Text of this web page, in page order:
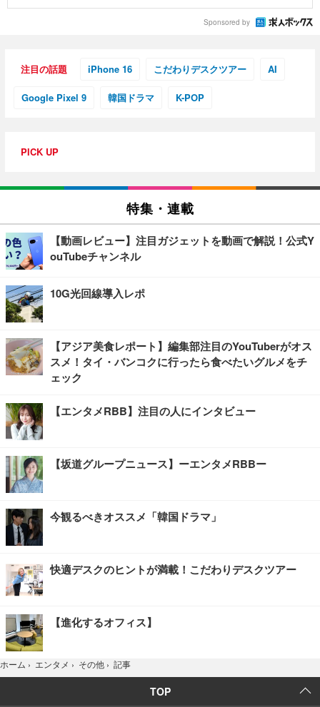
Sponsored by
注目の話題 iPhone 16 こだわりデスクツアー AI
Google Pixel 9 韓国ドラマ K-POP
PICK UP
特集・連載
【動画レビュー】注目ガジェットを動画で解説！公式Y
ouTubeチャンネル
10G光回線導入レポ
【アジア美食レポート】編集部注目のYouTuberがオス
スメ！タイ・バンコクに行ったら食べたいグルメをチ
ェック
【エンタメRBB】注目の人にインタビュー
【坂道グループニュース】ーエンタメRBBー
今観るべきオススメ「韓国ドラマ」
快適デスクのヒントが満載！こだわりデスクツアー
【進化するオフィス】
ホーム › エンタメ › その他 › 記事
TOP